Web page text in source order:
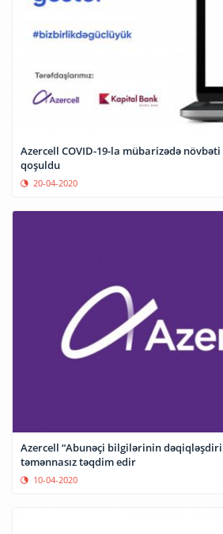
Azercell COVID-19-la mübarizədə
qoşuldu
20-04-2020
Azercell “Abunəçi bilgilərinin
təmənnasız təqdim edir
10-04-2020